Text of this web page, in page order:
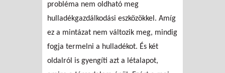
probléma nem oldható meg
hulladékgazdálkodási eszközökkel. Amíg
ez a mintázat nem változik meg, mindig
fogja termelni a hulladékot. És két
oldalról is gyengíti azt a létalapot,